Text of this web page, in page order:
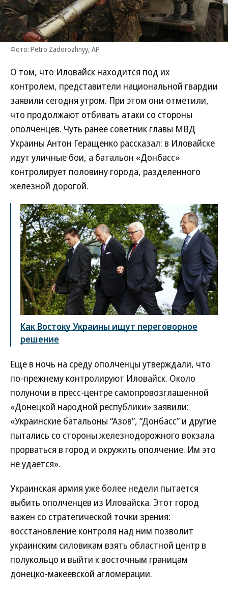
Фото: Petro Zadorozhnyy, AP
О том, что Иловайск находится под их
контролем, представители национальной гвардии
заявили сегодня утром. При этом они отметили,
что продолжают отбивать атаки со стороны
ополченцев. Чуть ранее советник главы МВД
Украины Антон Геращенко рассказал: в Иловайске
идут уличные бои, а батальон «Донбасс»
контролирует половину города, разделенного
железной дорогой.
Как Востоку Украины ищут переговорное
решение
Еще в ночь на среду ополченцы утверждали, что
по-прежнему контролируют Иловайск. Около
полуночи в пресс-центре самопровозглашенной
«Донецкой народной республики» заявили:
«Украинские батальоны “Азов”, “Донбасс” и другие
пытались со стороны железнодорожного вокзала
прорваться в город и окружить ополчение. Им это
не удается».
Украинская армия уже более недели пытается
выбить ополченцев из Иловайска. Этот город
важен со стратегической точки зрения:
восстановление контроля над ним позволит
украинским силовикам взять областной центр в
полукольцо и выйти к восточным границам
донецко-макеевской агломерации.